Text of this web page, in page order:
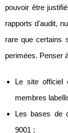
pouvoir être
rapports d'audit,
rare que certains
perimées. Penser
Le site officiel
membres
Les bases de
9001 ;